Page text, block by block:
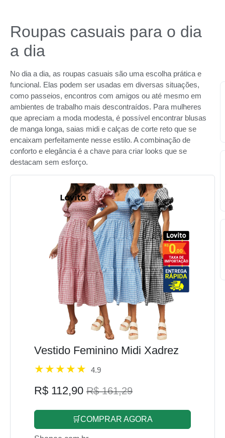
Roupas casuais para o dia
a dia
No dia a dia, as roupas casuais são uma escolha prática e
funcional. Elas podem ser usadas em diversas situações,
como passeios, encontros com amigos ou até mesmo em
ambientes de trabalho mais descontraídos. Para mulheres
que apreciam a moda modesta, é possível encontrar blusas
de manga longa, saias midi e calças de corte reto que se
encaixam perfeitamente nesse estilo. A combinação de
conforto e elegância é a chave para criar looks que se
destacam sem esforço.
Vestido Feminino Midi Xadrez
4.9
R$ 112,90 R$ 161,29
🛒COMPRAR AGORA